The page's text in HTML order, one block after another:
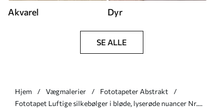
Akvarel Dyr
SE ALLE
Hjem Vægmalerier
Fototapeter Abstrakt
Fototapet Luftige silkebølger i bløde, lyserøde nuancer Nr.